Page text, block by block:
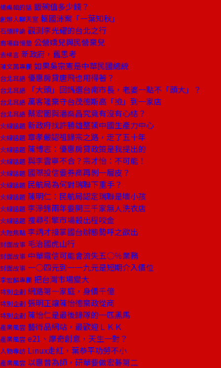
總編輯的話 飯碗值多少錢？
創辦人聊天室 賴國洲案「一葉知秋」
石頭評論 觀測李光耀的台北之行
商場自慢塾 公營嬌兒與民營棄兒
去梯言 新政府，舊思考
陳文茜專欄 如果吳宗憲是中華民國總統
台北耳語 優惠房貸唐飛也用得著？
台北耳語 「大頭」回鍋選台南市長，老婆一點不「頭大」？
台北耳語 萬客隆棄守台茂德斯高「撿」到一家店
台北耳語 蔡宏圖與潘燊昌究竟有沒有心結？
火線話題 新政府找許勝雄整頓中國生產力中心
火線話題 章孝嚴認祖歸宗之路，走了五十年
火線話題 陳博志：優惠房貸政策是我提出的
火線話題 與李雲寧不合？宗才怡：不可能！
火線話題 國際投信要券商再剝一層皮？
火線話題 民航局為何對瑞聯下重手？
火線話題 陳明仁：民航局認定瑞聯是壞小孩
火線話題 李淨錦兩年要開三千家無人洗衣店
火線話題 搜尋引擎市場殺出程咬金
大陸焦點 李炳才接掌國台辦態勢呼之欲出
封面故事 毛治國虎山行
封面故事 中華電信可能會流失五○％業務
封面故事 一○四元到一一九元是短期介入價位
李宏麟專欄 把台灣市場變大
特別企劃 網路第一家庭，身價千億
特別企劃 張明正讓陳怡德棄政從商
特別企劃 陳怡仁是最後歸隊的一匹黑馬
產業風雲 藝術品網站，最歡迎ＬＫＫ
產業風雲 e21、摩奇創意，天生一對？
人物專訪 Linux走紅，葉恭平功勞不小
產業風雲 以惠普為師，研華要做宏碁第二